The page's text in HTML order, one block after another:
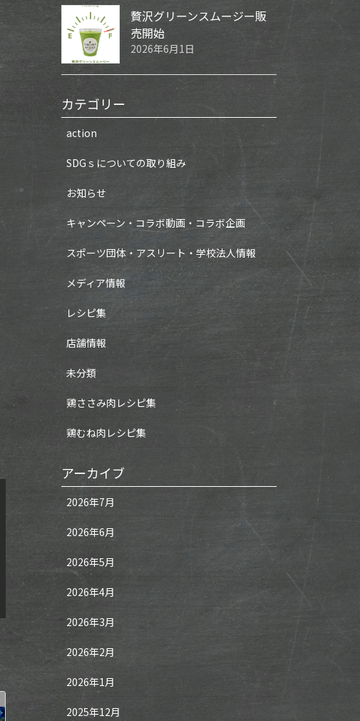
贅沢グリーンスムージー販
売開始
2026年6月1日
カテゴリー
action
SDGｓについての取り組み
お知らせ
キャンペーン・コラボ動画・コラボ企画
スポーツ団体・アスリート・学校法人情報
メディア情報
レシピ集
店舗情報
未分類
鶏ささみ肉レシピ集
鶏むね肉レシピ集
アーカイブ
2026年7月
2026年6月
2026年5月
2026年4月
2026年3月
2026年2月
2026年1月
2025年12月